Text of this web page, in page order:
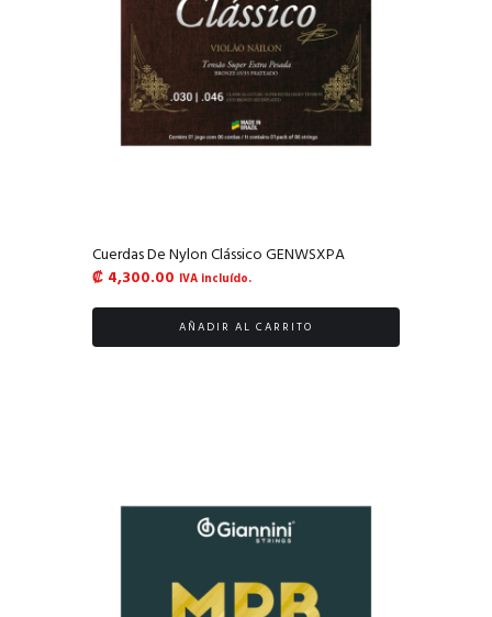
Cuerdas De Nylon Clássico GENWSXPA
₡ 4,300.00 IVA incluído.
AÑADIR AL CARRITO